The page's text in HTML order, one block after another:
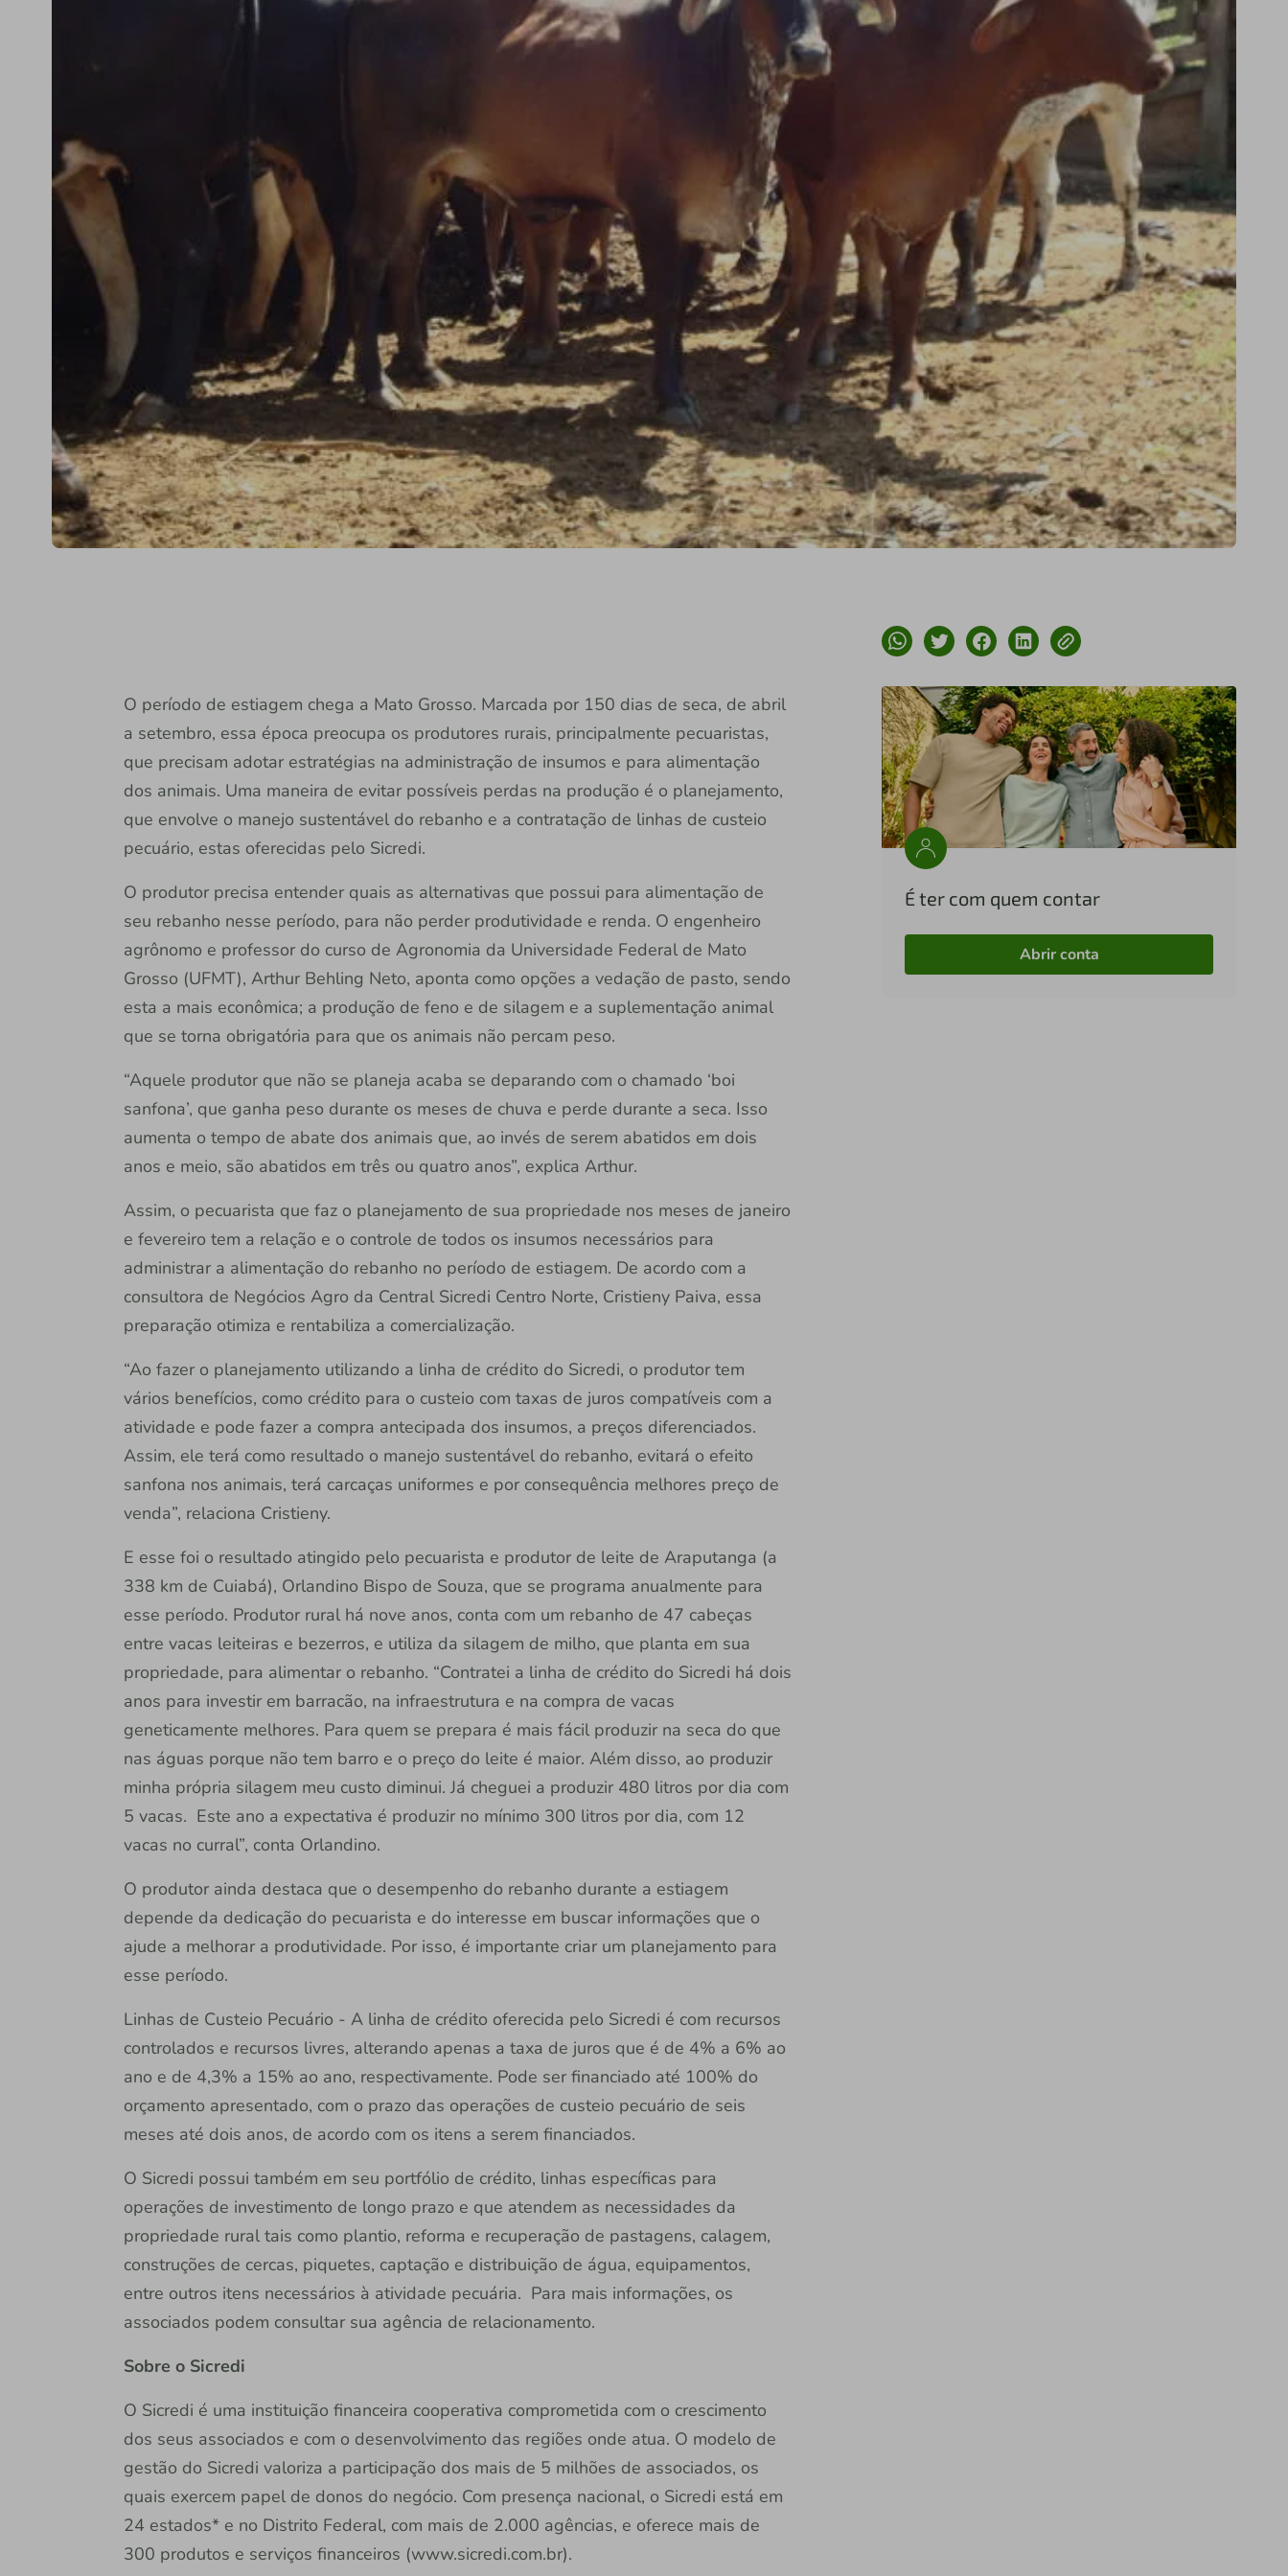
O período de estiagem chega a Mato Grosso. Marcada por 150 dias de seca, de abril
a setembro, essa época preocupa os produtores rurais, principalmente pecuaristas,
que precisam adotar estratégias na administração de insumos e para alimentação
dos animais. Uma maneira de evitar possíveis perdas na produção é o planejamento,
que envolve o manejo sustentável do rebanho e a contratação de linhas de custeio
pecuário, estas oferecidas pelo Sicredi.
O produtor precisa entender quais as alternativas que possui para alimentação de
seu rebanho nesse período, para não perder produtividade e renda. O engenheiro
agrônomo e professor do curso de Agronomia da Universidade Federal de Mato
Grosso (UFMT), Arthur Behling Neto, aponta como opções a vedação de pasto, sendo
esta a mais econômica; a produção de feno e de silagem e a suplementação animal
que se torna obrigatória para que os animais não percam peso.
“Aquele produtor que não se planeja acaba se deparando com o chamado ‘boi
sanfona’, que ganha peso durante os meses de chuva e perde durante a seca. Isso
aumenta o tempo de abate dos animais que, ao invés de serem abatidos em dois
anos e meio, são abatidos em três ou quatro anos”, explica Arthur.
Assim, o pecuarista que faz o planejamento de sua propriedade nos meses de janeiro
e fevereiro tem a relação e o controle de todos os insumos necessários para
administrar a alimentação do rebanho no período de estiagem. De acordo com a
consultora de Negócios Agro da Central Sicredi Centro Norte, Cristieny Paiva, essa
preparação otimiza e rentabiliza a comercialização.
“Ao fazer o planejamento utilizando a linha de crédito do Sicredi, o produtor tem
vários benefícios, como crédito para o custeio com taxas de juros compatíveis com a
atividade e pode fazer a compra antecipada dos insumos, a preços diferenciados.
Assim, ele terá como resultado o manejo sustentável do rebanho, evitará o efeito
sanfona nos animais, terá carcaças uniformes e por consequência melhores preço de
venda”, relaciona Cristieny.
E esse foi o resultado atingido pelo pecuarista e produtor de leite de Araputanga (a
338 km de Cuiabá), Orlandino Bispo de Souza, que se programa anualmente para
esse período. Produtor rural há nove anos, conta com um rebanho de 47 cabeças
entre vacas leiteiras e bezerros, e utiliza da silagem de milho, que planta em sua
propriedade, para alimentar o rebanho. “Contratei a linha de crédito do Sicredi há dois
anos para investir em barracão, na infraestrutura e na compra de vacas
geneticamente melhores. Para quem se prepara é mais fácil produzir na seca do que
nas águas porque não tem barro e o preço do leite é maior. Além disso, ao produzir
minha própria silagem meu custo diminui. Já cheguei a produzir 480 litros por dia com
5 vacas. Este ano a expectativa é produzir no mínimo 300 litros por dia, com 12
vacas no curral”, conta Orlandino.
O produtor ainda destaca que o desempenho do rebanho durante a estiagem
depende da dedicação do pecuarista e do interesse em buscar informações que o
ajude a melhorar a produtividade. Por isso, é importante criar um planejamento para
esse período.
Linhas de Custeio Pecuário - A linha de crédito oferecida pelo Sicredi é com recursos
controlados e recursos livres, alterando apenas a taxa de juros que é de 4% a 6% ao
ano e de 4,3% a 15% ao ano, respectivamente. Pode ser financiado até 100% do
orçamento apresentado, com o prazo das operações de custeio pecuário de seis
meses até dois anos, de acordo com os itens a serem financiados.
O Sicredi possui também em seu portfólio de crédito, linhas específicas para
operações de investimento de longo prazo e que atendem as necessidades da
propriedade rural tais como plantio, reforma e recuperação de pastagens, calagem,
construções de cercas, piquetes, captação e distribuição de água, equipamentos,
entre outros itens necessários à atividade pecuária. Para mais informações, os
associados podem consultar sua agência de relacionamento.
Sobre o Sicredi
O Sicredi é uma instituição financeira cooperativa comprometida com o crescimento
dos seus associados e com o desenvolvimento das regiões onde atua. O modelo de
gestão do Sicredi valoriza a participação dos mais de 5 milhões de associados, os
quais exercem papel de donos do negócio. Com presença nacional, o Sicredi está em
24 estados* e no Distrito Federal, com mais de 2.000 agências, e oferece mais de
300 produtos e serviços financeiros (www.sicredi.com.br).
É ter com quem contar
Abrir conta